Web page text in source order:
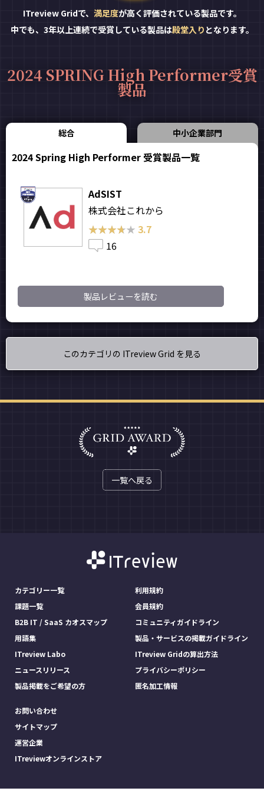
ITreview Gridで、 満足度が高く評価されている製品です。
中でも、3年以上連続で受賞している製品は殿堂入り となります。
2024 SPRING High Performer受賞
製品
総合 中小企業部門
2024 Spring High Performer 受賞製品一覧
AdSIST
株式会社これから
★★★★★
★★★★★ 3.7
16
製品レビューを読む
このカテゴリの ITreview Grid を見る
一覧へ戻る
カテゴリー一覧
課題一覧
B2B IT / SaaS カオスマップ
用語集
ITreview Labo
ニュースリリース
製品掲載をご希望の方
利用規約
会員規約
コミュニティガイドライン
製品・サービスの掲載ガイドライン
ITreview Gridの算出方法
プライバシーポリシー
匿名加工情報
お問い合わせ
サイトマップ
運営企業
ITreviewオンラインストア